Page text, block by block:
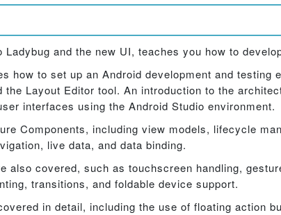
and the new UI, teaches you how to
how to set up an Android development and testing
Layout Editor tool. An introduction to the
interfaces using the Android Studio environment.
Components, including view models, lifecycle
live data, and data binding.
also covered, such as touchscreen handling,
transitions, and foldable device support.
in detail, including the use of floating action